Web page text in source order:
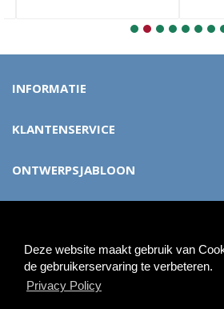
Deze website maakt gebruik van
de gebruikerservaring te verbeteren.
Privacy Policy
INFORMATIE
KLANTENSERVICE
ONTWERPSJABLOON
© 2018 buttonsmaken.nl - Alle rechten